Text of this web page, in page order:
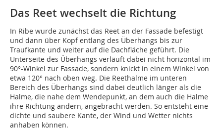
Das Reet wechselt die Richtung
In Ribe wurde zunächst das Reet an der Fassade befestigt
und dann über Kopf entlang des Überhangs bis zur
Traufkante und weiter auf die Dachfläche geführt. Die
Unterseite des Überhangs verläuft dabei nicht horizontal im
90°-Winkel zur Fassade, sondern knickt in einem Winkel von
etwa 120° nach oben weg. Die Reethalme im unteren
Bereich des Überhangs sind dabei deutlich länger als die
Halme, die nahe dem Wendepunkt, an dem auch die Halme
ihre Richtung ändern, angebracht werden. So entsteht eine
dichte und saubere Kante, der Wind und Wetter nichts
anhaben können.